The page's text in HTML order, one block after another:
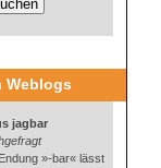
Weblogs
jagbar
»-bar« lässt